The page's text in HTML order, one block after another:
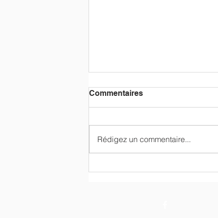
Commentaires
Rédigez un commentaire...